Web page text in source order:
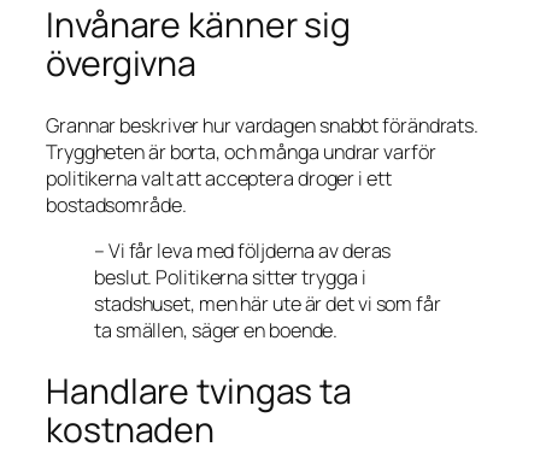
Invånare känner sig
övergivna
Grannar beskriver hur vardagen snabbt förändrats.
Tryggheten är borta, och många undrar varför
politikerna valt att acceptera droger i ett
bostadsområde.
– Vi får leva med följderna av deras
beslut. Politikerna sitter trygga i
stadshuset, men här ute är det vi som får
ta smällen, säger en boende.
Handlare tvingas ta
kostnaden